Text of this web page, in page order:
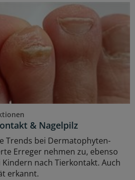
& Nagelpilz
Trends bei Dermatophyten-
Erreger nehmen zu, ebenso
nach Tierkontakt. Auch
erkannt.